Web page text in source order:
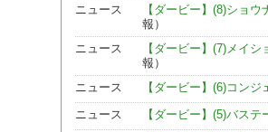
ニュース 【ダービー】(8)ショ
報）
ニュース 【ダービー】(7)メイ
報）
ニュース 【ダービー】(6)コン
ニュース 【ダービー】(5)バス